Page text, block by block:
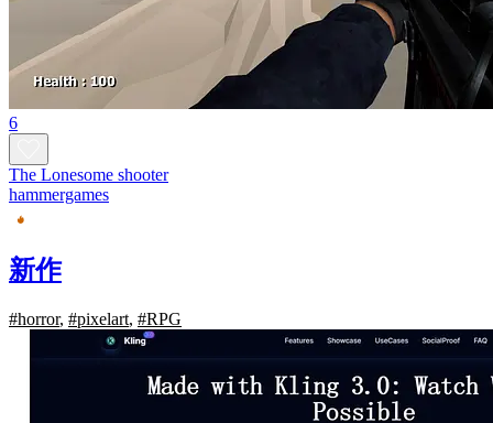
6
The Lonesome shooter
hammergames
新作
#horror, #pixelart, #RPG